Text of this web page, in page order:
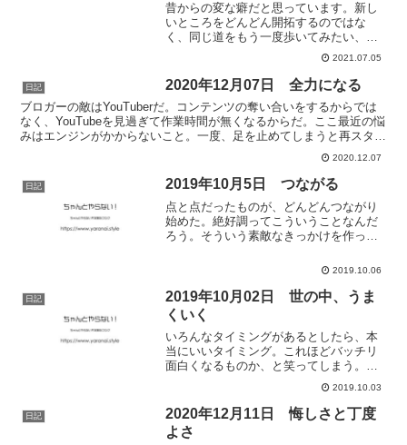
昔からの変な癖だと思っています。新し
いところをどんどん開拓するのではな
く、同じ道をもう一度歩いてみたい、同
じ景色を見てみたい。それが、定宿と呼
ばれるような場所ができ、常連さんにな
ることで、新しいことへの不安がなくな
るとか、知っているから楽ち...
2021.07.05
日記 2020年12月07日 全力になる
ブロガーの敵はYouTuberだ。コンテンツの奪い合いをするからでは
なく、YouTubeを見過ぎて作業時間が無くなるからだ。ここ最近の悩
みはエンジンがかからないこと。一度、足を止めてしまうと再スター
2020.12.07
日記 2019年10月5日 つながる
点と点だったものが、どんどんつながり
始めた。絶好調ってこういうことなんだ
ろう。そういう素敵なきっかけを作って
れない。本人はそんなつもりが全くない
と思うけれど。定期的に、本当に大切な
気付きを与えてくれる大事...
2019.10.06
日記
2019年10月02日 世の中、うま
くいく
いろんなタイミングがあるとしたら、本
当にいいタイミング。これほどバッチリ
面白くなるものか、と笑ってしまう。身
の回りの新陳代謝が進み、気付いたら思
ってもみない状態になる。それをうまく
キャッチできるか。それが毎日の楽しみ
だと感じた。
2019.10.03
日記
2020年12月11日 悔しさと丁度
よさ